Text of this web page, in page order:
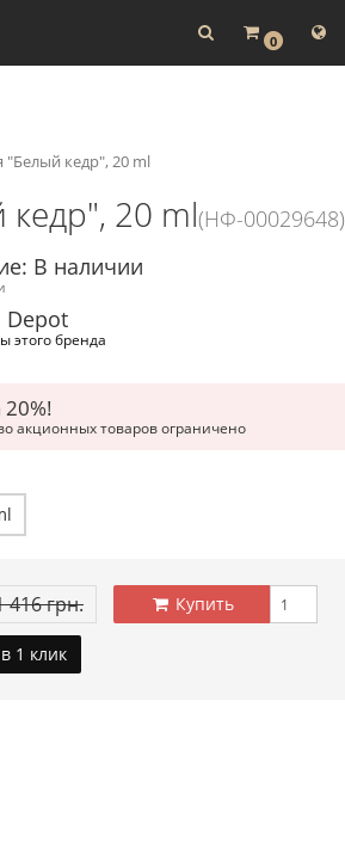
0
кедр", 20 ml
20 ml(НФ-00029648)
В наличии
Depot
этого бренда
20%!
акционных товаров ограничено
416 грн. Купить
1 клик